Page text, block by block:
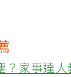
？家事達人